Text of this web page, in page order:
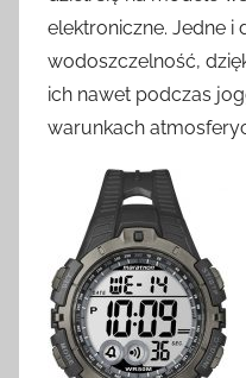
elektroniczne. Jedne i
wodoszczelność,
ich nawet podczas
warunkach